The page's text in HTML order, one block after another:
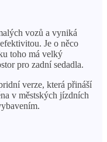
vozů a vyniká
Je o něco
toho má velký
pro zadní sedadla.
verze, která přináší
v městských jízdních